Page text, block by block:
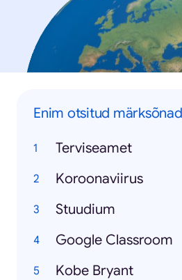
Enim otsitud märksõnad
Terviseamet
Koroonaviirus
Stuudium
Google Classroom
Kobe Bryant